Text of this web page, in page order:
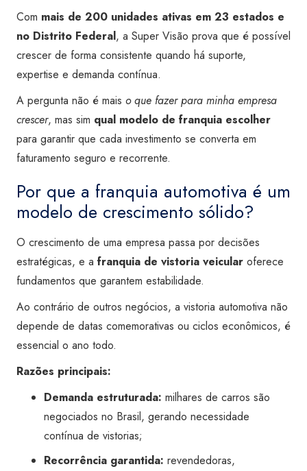
Com mais de 200 unidades ativas em 23 estados e
no Distrito Federal, a Super Visão prova que é possível
crescer de forma consistente quando há suporte,
expertise e demanda contínua.
A pergunta não é mais o que fazer para minha empresa
crescer, mas sim qual modelo de franquia escolher
para garantir que cada investimento se converta em
faturamento seguro e recorrente.
Por que a franquia automotiva é um
modelo de crescimento sólido?
O crescimento de uma empresa passa por decisões
estratégicas, e a franquia de vistoria veicular oferece
fundamentos que garantem estabilidade.
Ao contrário de outros negócios, a vistoria automotiva não
depende de datas comemorativas ou ciclos econômicos, é
essencial o ano todo.
Razões principais:
Demanda estruturada: milhares de carros são
negociados no Brasil, gerando necessidade
contínua de vistorias;
Recorrência garantida: revendedoras,